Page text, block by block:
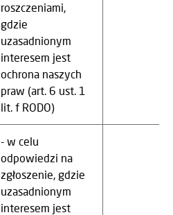
roszczeniami,
gdzie
uzasadnionym
interesem jest
ochrona naszych
praw (art. 6 ust. 1
lit. f RODO)
- w celu
odpowiedzi na
zgłoszenie, gdzie
uzasadnionym
interesem jest